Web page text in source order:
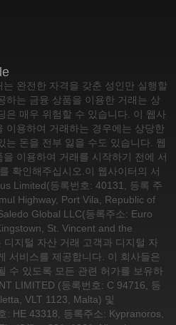
완전한 자격을 갖춘 성인만 실행할
하는 금융 상품을 이용한 거래는 상
은 매우 위험할 수 있습니다. 이 웹사
이용하여 거래하는 경우에는 상당한
는 돈을 전부 잃을 수도 있습니다. 웹
이용하여 거래를 시작하기 전에 서
확인해주십시오. 이 웹사이터의 서
Limited(등록번호: 40131, 등록 주
Highway, Port Vila, Republic of
Global LLC(등록주소: Euro
St. Vincent and the
지털 자산 거래 고객과 디지털 자
서비스를 제공합니다. 이 회사들은
수 있도록 모든 관련 허가를 보유하
LIMITED (등록번호: C 94716, 등
VLT 1123, Malta) 및
: HE 43318, 등록주소: Kypranoros,